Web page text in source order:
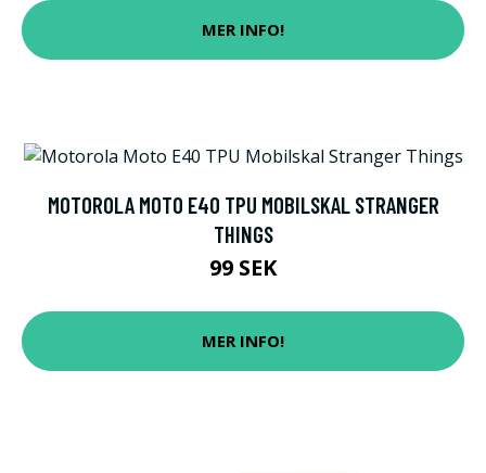
MER INFO!
MOTOROLA MOTO E40 TPU MOBILSKAL STRANGER
THINGS
99 SEK
MER INFO!